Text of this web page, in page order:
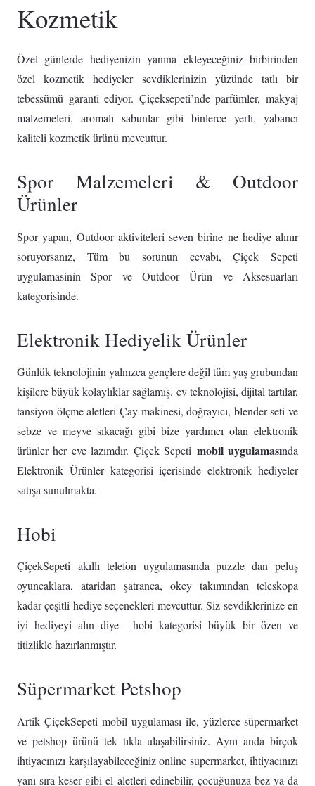
Kozmetik
Özel günlerde hediyenizin yanına ekleyeceğiniz birbirinden
özel kozmetik hediyeler sevdiklerinizin yüzünde tatlı bir
tebessümü garanti ediyor. Çiçeksepeti’nde parfümler, makyaj
malzemeleri, aromalı sabunlar gibi binlerce yerli, yabancı
kaliteli kozmetik ürünü mevcuttur.
Spor Malzemeleri & Outdoor
Ürünler
Spor yapan, Outdoor aktiviteleri seven birine ne hediye alınır
soruyorsanız, Tüm bu sorunun cevabı, Çiçek Sepeti
uygulamasinin Spor ve Outdoor Ürün ve Aksesuarları
kategorisinde.
Elektronik Hediyelik Ürünler
Günlük teknolojinin yalnızca gençlere değil tüm yaş grubundan
kişilere büyük kolaylıklar sağlamış. ev teknolojisi, dijital tartılar,
tansiyon ölçme aletleri Çay makinesi, doğrayıcı, blender seti ve
sebze ve meyve sıkacağı gibi bize yardımcı olan elektronik
ürünler her eve lazımdır. Çiçek Sepeti mobil uygulamasında
Elektronik Ürünler kategorisi içerisinde elektronik hediyeler
satışa sunulmakta.
Hobi
ÇiçekSepeti akıllı telefon uygulamasında puzzle dan peluş
oyuncaklara, ataridan şatranca, okey takımından teleskopa
kadar çeşitli hediye seçenekleri mevcuttur. Siz sevdiklerinize en
iyi hediyeyi alın diye hobi kategorisi büyük bir özen ve
titizlikle hazırlanmıştır.
Süpermarket Petshop
Artik ÇiçekSepeti mobil uygulaması ile, yüzlerce süpermarket
ve petshop ürünü tek tıkla ulaşabilirsiniz. Aynı anda birçok
ihtiyacınızı karşılayabileceğiniz online supermarket, ihtiyacınızı
yanı sıra keser gibi el aletleri edinebilir, çocuğunuza bez ya da